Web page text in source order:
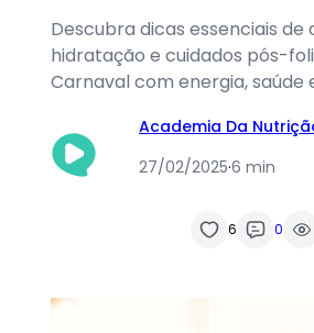
Descubra dicas essenciais de
hidratação e cuidados pós-
Carnaval com energia, saúde
Academia Da
27/02/2025·6 min
6 0